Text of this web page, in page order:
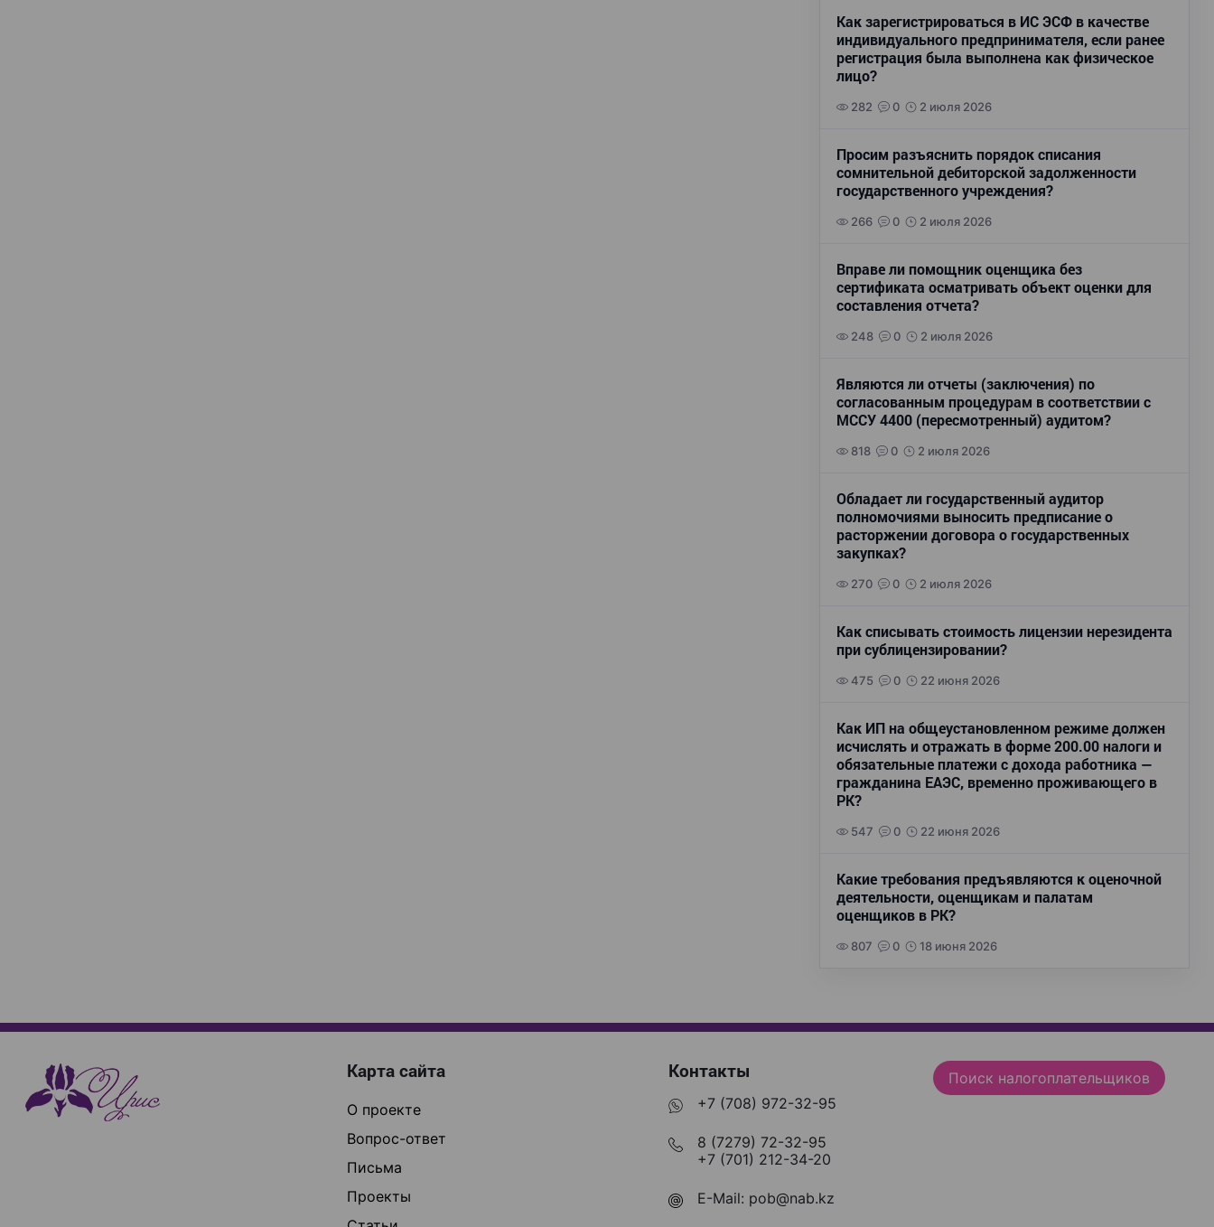
Как зарегистрироваться в ИС ЭСФ в качестве
индивидуального предпринимателя, если ранее
регистрация была выполнена как физическое
лицо?
282 0 2 июля 2026
Просим разъяснить порядок списания
сомнительной дебиторской задолженности
государственного учреждения?
266 0 2 июля 2026
Вправе ли помощник оценщика без
сертификата осматривать объект оценки для
составления отчета?
248 0 2 июля 2026
Являются ли отчеты (заключения) по
согласованным процедурам в соответствии с
МССУ 4400 (пересмотренный) аудитом?
818 0 2 июля 2026
Обладает ли государственный аудитор
полномочиями выносить предписание о
расторжении договора о государственных
закупках?
270 0 2 июля 2026
Как списывать стоимость лицензии нерезидента
при сублицензировании?
475 0 22 июня 2026
Как ИП на общеустановленном режиме должен
исчислять и отражать в форме 200.00 налоги и
обязательные платежи с дохода работника —
гражданина ЕАЭС, временно проживающего в
РК?
547 0 22 июня 2026
Какие требования предъявляются к оценочной
деятельности, оценщикам и палатам
оценщиков в РК?
807 0 18 июня 2026
Карта сайта
О проекте
Вопрос-ответ
Письма
Проекты
Контакты
+7 (708) 972-32-95
8 (7279) 72-32-95
+7 (701) 212-34-20
E-Mail: pob@nab.kz
Поиск налогоплательщиков